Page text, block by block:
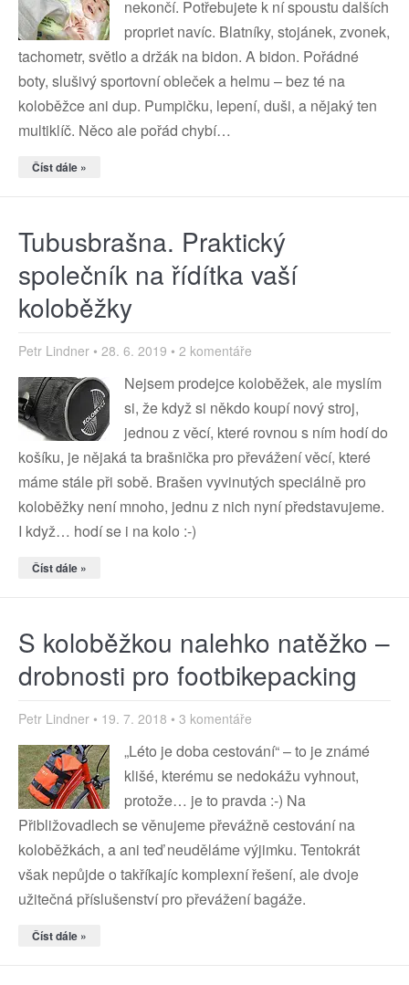
nekončí. Potřebujete k ní spoustu dalších
propriet navíc. Blatníky, stojánek, zvonek,
tachometr, světlo a držák na bidon. A bidon. Pořádné
boty, slušivý sportovní obleček a helmu – bez té na
koloběžce ani dup. Pumpičku, lepení, duši, a nějaký ten
multiklíč. Něco ale pořád chybí…
Číst dále »
Tubusbrašna. Praktický
společník na řídítka vaší
koloběžky
Petr Lindner 28. 6. 2019 2 komentáře
Nejsem prodejce koloběžek, ale myslím
si, že když si někdo koupí nový stroj,
jednou z věcí, které rovnou s ním hodí do
košíku, je nějaká ta brašnička pro převážení věcí, které
máme stále při sobě. Brašen vyvinutých speciálně pro
koloběžky není mnoho, jednu z nich nyní představujeme.
I když… hodí se i na kolo :-)
Číst dále »
S koloběžkou nalehko natěžko –
drobnosti pro footbikepacking
Petr Lindner 19. 7. 2018 3 komentáře
„Léto je doba cestování“ – to je známé
klišé, kterému se nedokážu vyhnout,
protože… je to pravda :-) Na
Přibližovadlech se věnujeme převážně cestování na
koloběžkách, a ani teď neuděláme výjimku. Tentokrát
však nepůjde o takříkajíc komplexní řešení, ale dvoje
užitečná příslušenství pro převážení bagáže.
Číst dále »